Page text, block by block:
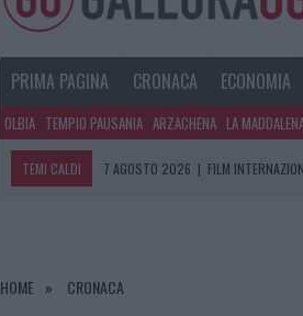
PRIMA PAGINA CRONACA ECONOMIA
OLBIA TEMPIO PAUSANIA ARZACHENA LA
TEMI CALDI 7 AGOSTO 2026 | FILM
7 AGOSTO 2026
|
HOME CRONACA